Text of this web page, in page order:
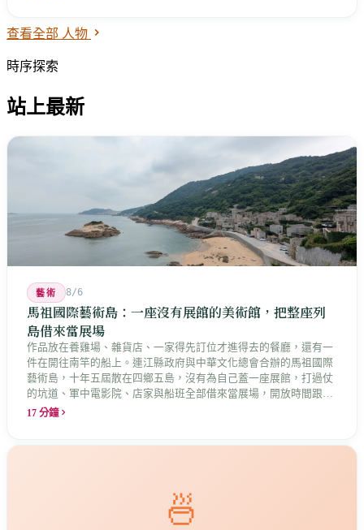
查看全部 人物
時序探索
站上最新
藝術 8/6
馬祖國際藝術島：一座沒有展館的美術館，把整座列
島借來當展場
作品放在養雞場、雜貨店、一家得先訂位才進得去的餐廳，還有一
件在開往南竿的船上。連江縣政府與中華文化總會合辦的馬祖國際
藝術島，十年五屆散在四鄉五島，沒有為自己蓋一座展館，打過仗
的坑道、軍中電影院、店家與船班全部借來當展場，開放時間跟著
店家走。這是縣長說的「島嶼博物館」最具體的樣子，而那些借來
17 分鐘
🍜